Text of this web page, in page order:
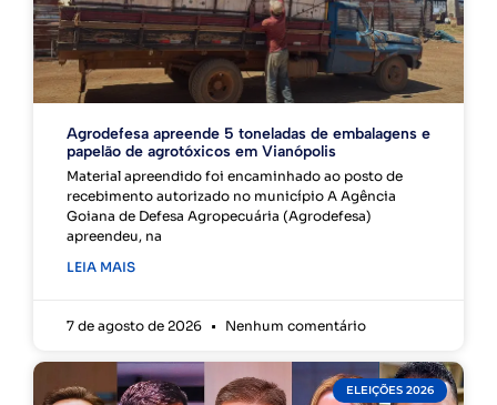
Agrodefesa apreende 5 toneladas de embalagens e
papelão de agrotóxicos em Vianópolis
Material apreendido foi encaminhado ao posto de
recebimento autorizado no município A Agência
Goiana de Defesa Agropecuária (Agrodefesa)
apreendeu, na
LEIA MAIS
7 de agosto de 2026 Nenhum comentário
ELEIÇÕES 2026